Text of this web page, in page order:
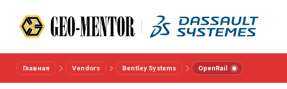
Меню
Главная Vendors Bentley Systems OpenRail